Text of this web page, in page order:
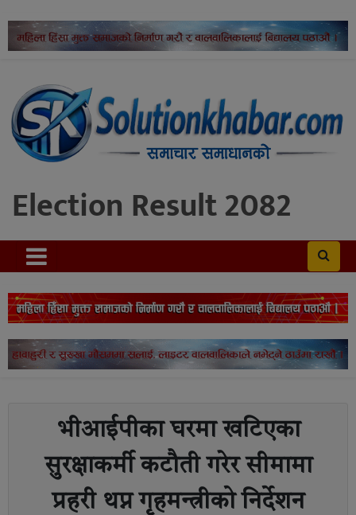
Election Result 2082
भीआईपीका घरमा खटिएका
सुरक्षाकर्मी कटौती गरेर सीमामा
प्रहरी थप्न गृहमन्त्रीको निर्देशन